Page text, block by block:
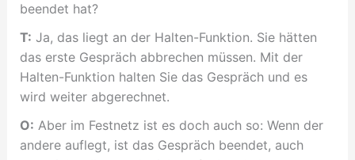
beendet hat?
T: Ja, das liegt an der Halten-Funktion. Sie hätten
das erste Gespräch abbrechen müssen. Mit der
Halten-Funktion halten Sie das Gespräch und es
wird weiter abgerechnet.
O: Aber im Festnetz ist es doch auch so: Wenn der
andere auflegt, ist das Gespräch beendet, auch